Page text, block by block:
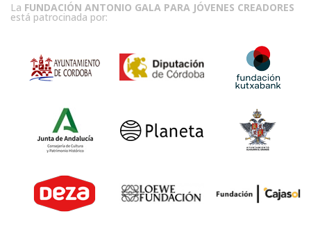
La FUNDACIÓN ANTONIO GALA PARA JÓVENES CREADORES
está patrocinada por: